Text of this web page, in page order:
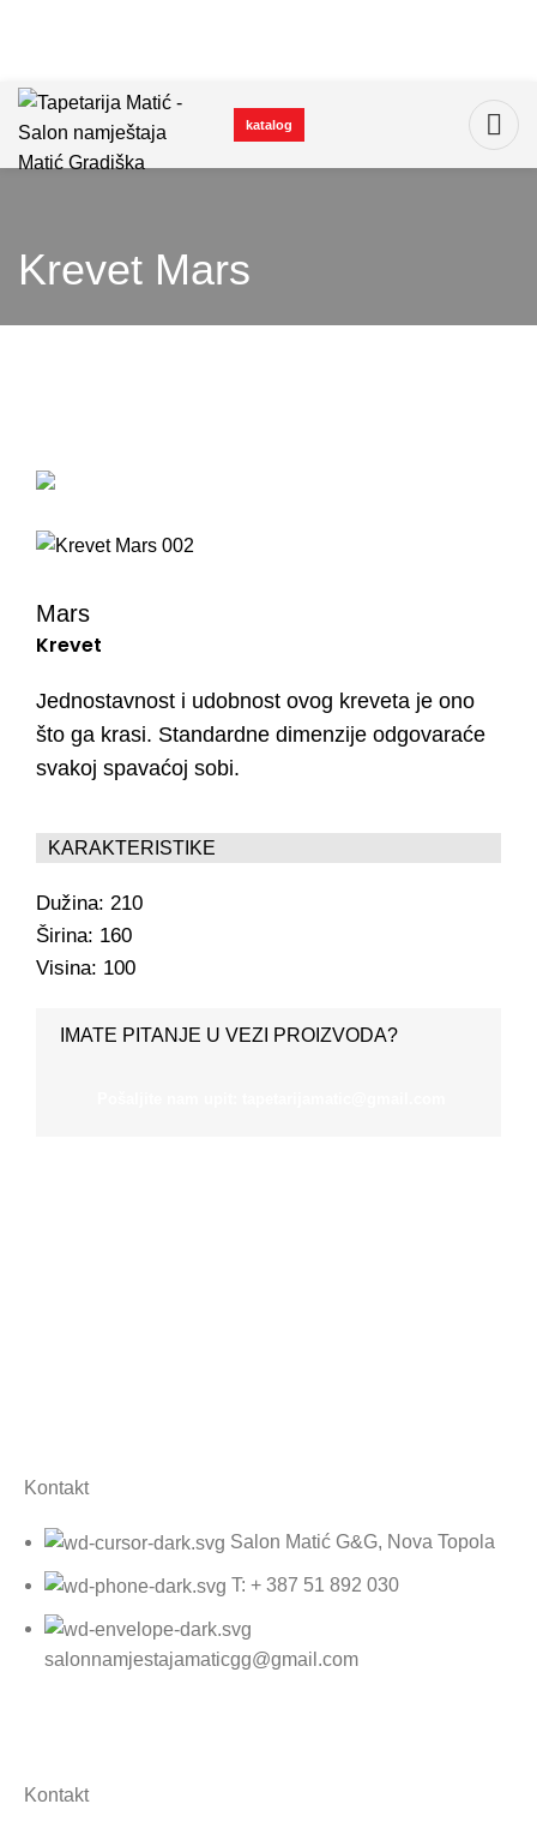
katalog
Krevet Mars
Mars
Krevet
Jednostavnost i udobnost ovog kreveta je ono
što ga krasi. Standardne dimenzije odgovaraće
svakoj spavaćoj sobi.
KARAKTERISTIKE
Dužina: 210
Širina: 160
Visina: 100
IMATE PITANJE U VEZI PROIZVODA?
Kontakt
Salon Matić G&G, Nova Topola
T: + 387 51 892 030
salonnamjestajamaticgg@gmail.com
Kontakt